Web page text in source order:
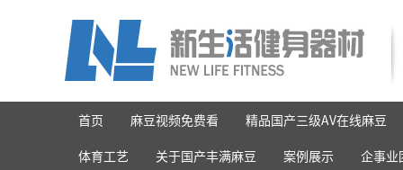
首页 麻豆视频免费看
精品国产三级AV在线麻豆
体育工艺
关于国产丰满麻豆 案例展示 企事业